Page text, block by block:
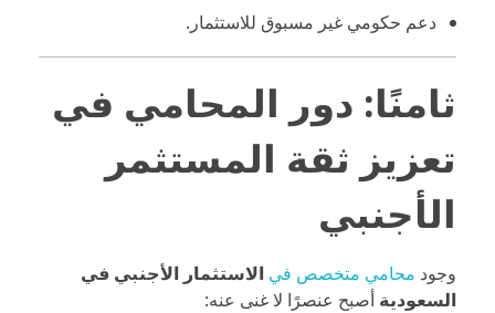
دعم حكومي غير مسبوق للاستثمار.
ثامنًا: دور المحامي في
تعزيز ثقة المستثمر
الأجنبي
وجود محامي متخصص في الاستثمار الأجنبي في
السعودية أصبح عنصرًا لا غنى عنه: